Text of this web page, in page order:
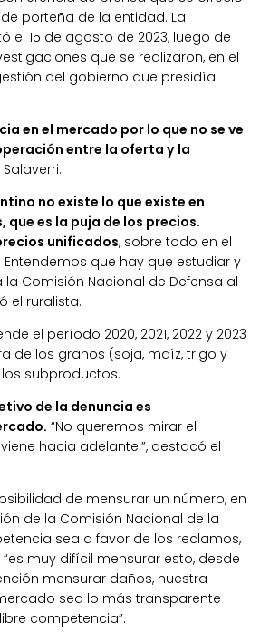
porteña de la entidad. La
el 15 de agosto de 2023, luego de
que se realizaron, en el
del gobierno que presidía
en el mercado por lo que no se ve
entre la oferta y la
no existe lo que existe en
que es la puja de los precios.
unificados, sobre todo en el
que hay que estudiar y
Comisión Nacional de Defensa al
el ruralista.
el período 2020, 2021, 2022 y 2023
de los granos (soja, maíz, trigo y
subproductos.
de la denuncia es
“No queremos mirar el
hacia adelante.”, destacó el
de mensurar un número, en
de la Comisión Nacional de la
sea a favor de los reclamos,
muy difícil mensurar esto, desde
mensurar daños, nuestra
sea lo más transparente
competencia”.